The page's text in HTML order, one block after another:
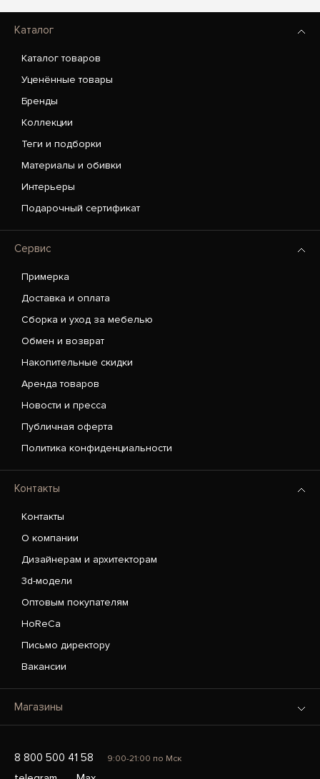
Каталог
Каталог товаров
Уценённые товары
Бренды
Коллекции
Теги и подборки
Материалы и обивки
Интерьеры
Подарочный сертификат
Сервис
Примерка
Доставка и оплата
Сборка и уход за мебелью
Обмен и возврат
Накопительные скидки
Аренда товаров
Новости и пресса
Публичная оферта
Политика конфиденциальности
Контакты
Контакты
О компании
Дизайнерам и архитекторам
3d-модели
Оптовым покупателям
HoReCa
Письмо директору
Вакансии
Магазины
8 800 500 41 58 9:00-21:00 по Мск